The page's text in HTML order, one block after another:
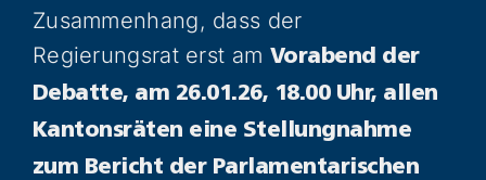
Zusammenhang, dass der
Regierungsrat erst am Vorabend der
Debatte, am 26.01.26, 18.00 Uhr, allen
Kantonsräten eine Stellungnahme
zum Bericht der Parlamentarischen